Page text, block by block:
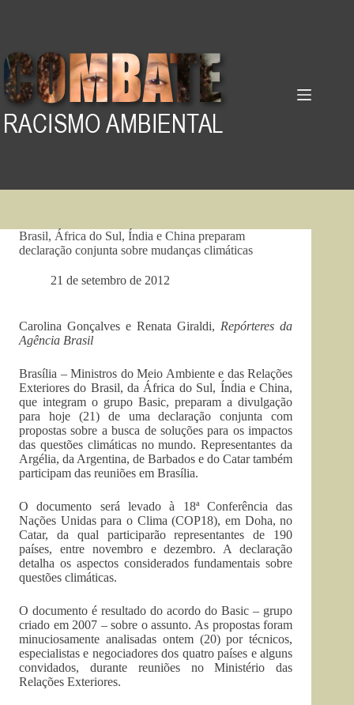
Brasil, África do Sul, Índia e China preparam
declaração conjunta sobre mudanças climáticas
21 de setembro de 2012
Carolina Gonçalves e Renata Giraldi, Repórteres da
Agência Brasil
Brasília – Ministros do Meio Ambiente e das Relações
Exteriores do Brasil, da África do Sul, Índia e China,
que integram o grupo Basic, preparam a divulgação
para hoje (21) de uma declaração conjunta com
propostas sobre a busca de soluções para os impactos
das questões climáticas no mundo. Representantes da
Argélia, da Argentina, de Barbados e do Catar também
participam das reuniões em Brasília.
O documento será levado à 18ª Conferência das
Nações Unidas para o Clima (COP18), em Doha, no
Catar, da qual participarão representantes de 190
países, entre novembro e dezembro. A declaração
detalha os aspectos considerados fundamentais sobre
questões climáticas.
O documento é resultado do acordo do Basic – grupo
criado em 2007 – sobre o assunto. As propostas foram
minuciosamente analisadas ontem (20) por técnicos,
especialistas e negociadores dos quatro países e alguns
convidados, durante reuniões no Ministério das
Relações Exteriores.